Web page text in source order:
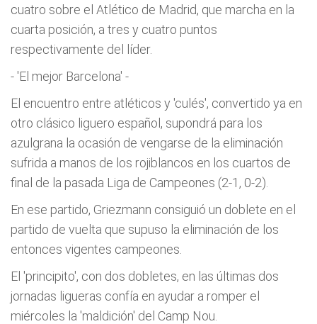
cuatro sobre el Atlético de Madrid, que marcha en la
cuarta posición, a tres y cuatro puntos
respectivamente del líder.
- 'El mejor Barcelona' -
El encuentro entre atléticos y 'culés', convertido ya en
otro clásico liguero español, supondrá para los
azulgrana la ocasión de vengarse de la eliminación
sufrida a manos de los rojiblancos en los cuartos de
final de la pasada Liga de Campeones (2-1, 0-2).
En ese partido, Griezmann consiguió un doblete en el
partido de vuelta que supuso la eliminación de los
entonces vigentes campeones.
El 'principito', con dos dobletes, en las últimas dos
jornadas ligueras confía en ayudar a romper el
miércoles la 'maldición' del Camp Nou.